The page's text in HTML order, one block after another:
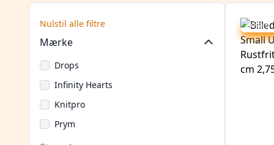
Nulstil alle filtre
Mærke
Drops
Infinity Hearts
Knitpro
Prym
Udsalg